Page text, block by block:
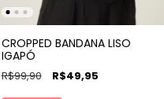
CROPPED BANDANA LISO
IGAPÓ
R$99,90 R$49,95